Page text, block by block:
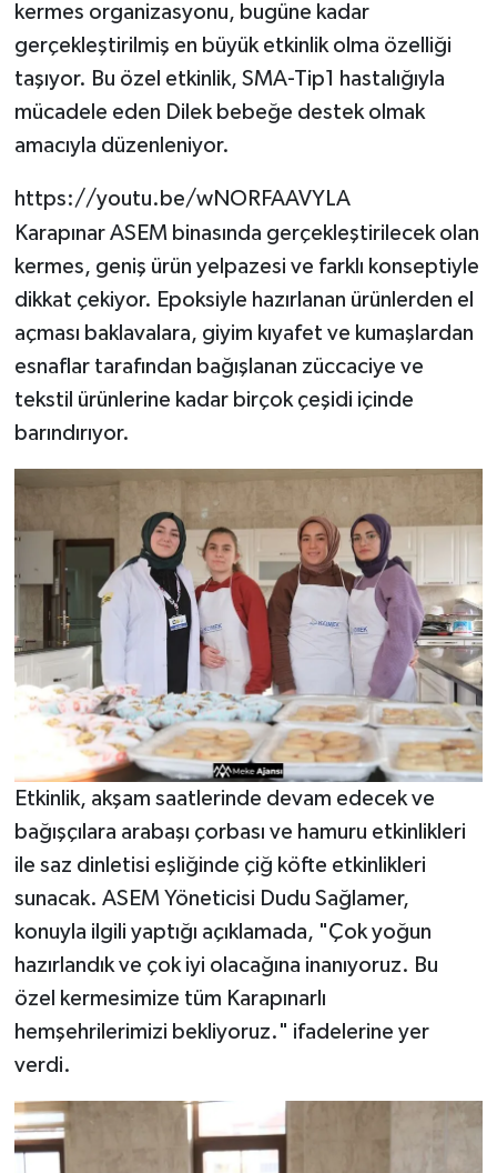
kermes organizasyonu, bugüne kadar
gerçekleştirilmiş en büyük etkinlik olma özelliği
taşıyor. Bu özel etkinlik, SMA-Tip1 hastalığıyla
mücadele eden Dilek bebeğe destek olmak
amacıyla düzenleniyor.
https://youtu.be/wNORFAAVYLA
Karapınar ASEM binasında gerçekleştirilecek olan
kermes, geniş ürün yelpazesi ve farklı konseptiyle
dikkat çekiyor. Epoksiyle hazırlanan ürünlerden el
açması baklavalara, giyim kıyafet ve kumaşlardan
esnaflar tarafından bağışlanan züccaciye ve
tekstil ürünlerine kadar birçok çeşidi içinde
barındırıyor.
Etkinlik, akşam saatlerinde devam edecek ve
bağışçılara arabaşı çorbası ve hamuru etkinlikleri
ile saz dinletisi eşliğinde çiğ köfte etkinlikleri
sunacak. ASEM Yöneticisi Dudu Sağlamer,
konuyla ilgili yaptığı açıklamada, "Çok yoğun
hazırlandık ve çok iyi olacağına inanıyoruz. Bu
özel kermesimize tüm Karapınarlı
hemşehrilerimizi bekliyoruz." ifadelerine yer
verdi.